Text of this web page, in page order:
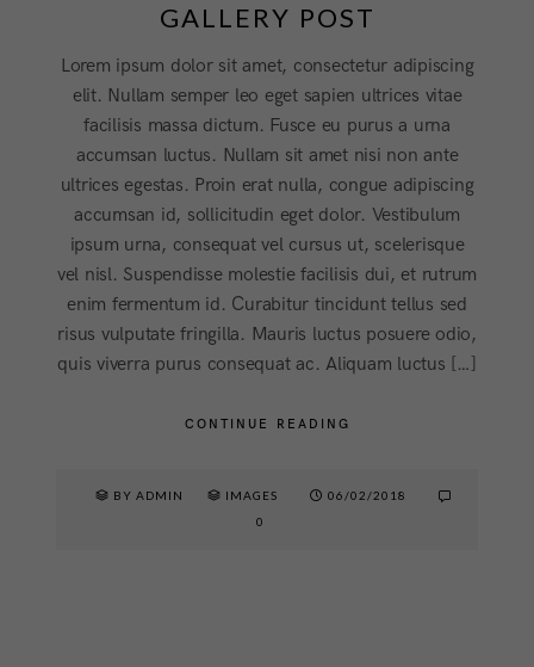
GALLERY POST
Lorem ipsum dolor sit amet, consectetur adipiscing
elit. Nullam semper leo eget sapien ultrices vitae
facilisis massa dictum. Fusce eu purus a urna
accumsan luctus. Nullam sit amet nisi non ante
ultrices egestas. Proin erat nulla, congue adipiscing
accumsan id, sollicitudin eget dolor. Vestibulum
ipsum urna, consequat vel cursus ut, scelerisque
vel nisl. Suspendisse molestie facilisis dui, et rutrum
enim fermentum id. Curabitur tincidunt tellus sed
risus vulputate fringilla. Mauris luctus posuere odio,
quis viverra purus consequat ac. Aliquam luctus […]
CONTINUE READING
BY ADMIN IMAGES
06/02/2018
0